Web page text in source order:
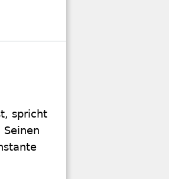
spricht